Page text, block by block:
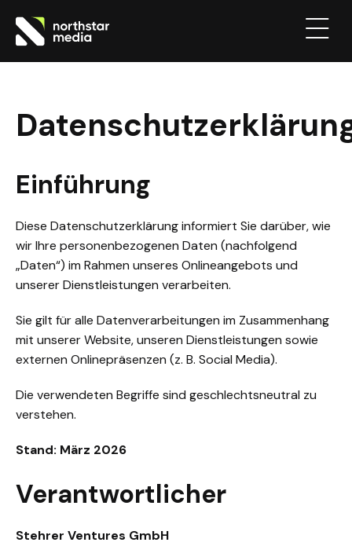
Einführung
Diese Datenschutzerklärung informiert Sie darüber, wie
wir Ihre personenbezogenen Daten (nachfolgend
„Daten“) im Rahmen unseres Onlineangebots und
unserer Dienstleistungen verarbeiten.
Sie gilt für alle Datenverarbeitungen im Zusammenhang
mit unserer Website, unseren Dienstleistungen sowie
externen Onlinepräsenzen (z. B. Social Media).
Die verwendeten Begriffe sind geschlechtsneutral zu
verstehen.
Stand: März 2026
Verantwortlicher
Stehrer Ventures GmbH